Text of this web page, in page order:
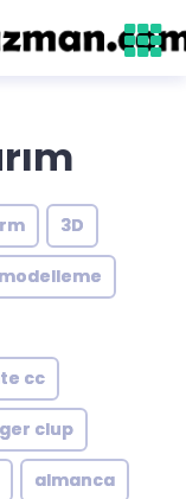
3D
cc
clup
almanca